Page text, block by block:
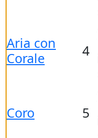
Aria con
Corale
4
Coro 5